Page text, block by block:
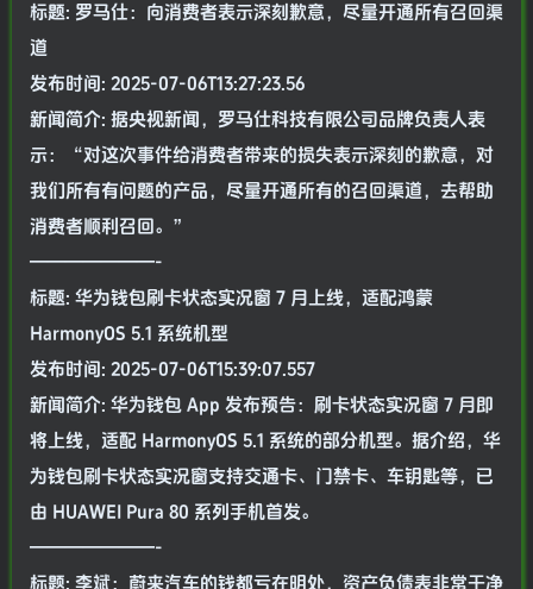
标题: 罗马仕：向消费者表示深刻歉意，尽量开通所有召回渠
道
发布时间: 2025-07-06T13:27:23.56
新闻简介: 据央视新闻，罗马仕科技有限公司品牌负责人表
示：“对这次事件给消费者带来的损失表示深刻的歉意，对
我们所有有问题的产品，尽量开通所有的召回渠道，去帮助
消费者顺利召回。”
———————-
标题: 华为钱包刷卡状态实况窗 7 月上线，适配鸿蒙
HarmonyOS 5.1 系统机型
发布时间: 2025-07-06T15:39:07.557
新闻简介: 华为钱包 App 发布预告：刷卡状态实况窗 7 月即
将上线，适配 HarmonyOS 5.1 系统的部分机型。据介绍，华
为钱包刷卡状态实况窗支持交通卡、门禁卡、车钥匙等，已
由 HUAWEI Pura 80 系列手机首发。
———————-
标题: 李斌：蔚来汽车的钱都亏在明处，资产负债表非常干净